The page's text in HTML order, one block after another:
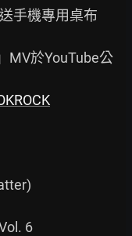
手機專用桌布
MV於YouTube公
6